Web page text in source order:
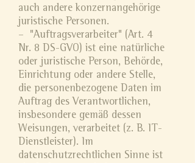
auch andere konzernangehörige
juristische Personen.
– "Auftragsverarbeiter" (Art. 4
Nr. 8 DS-GVO) ist eine natürliche
oder juristische Person, Behörde,
Einrichtung oder andere Stelle,
die personenbezogene Daten im
Auftrag des Verantwortlichen,
insbesondere gemäß dessen
Weisungen, verarbeitet (z. B. IT-
Dienstleister). Im
datenschutzrechtlichen Sinne ist